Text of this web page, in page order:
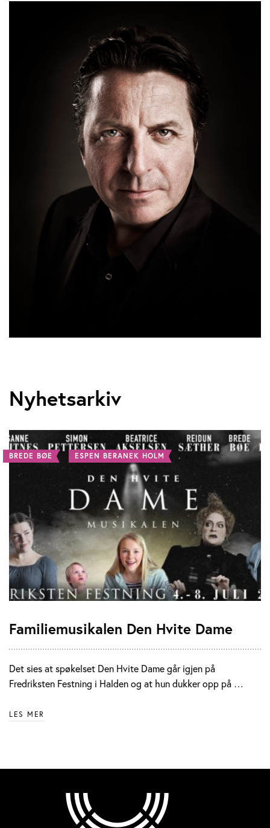
Nyhetsarkiv
BREDE BØE ESPEN BERANEK HOLM
Familiemusikalen Den Hvite Dame
Det sies at spøkelset Den Hvite Dame går igjen på
Fredriksten Festning i Halden og at hun dukker opp på …
LES MER